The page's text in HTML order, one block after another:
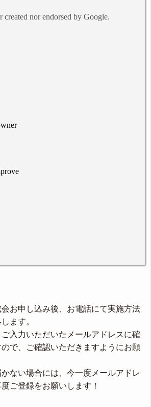
お申し込み後、お電話にて実施方法
ます。
入力いただいたメールアドレスに確
で、ご確認いただきますようにお願
ない場合には、今一度メールアドレ
ご登録をお願いします！